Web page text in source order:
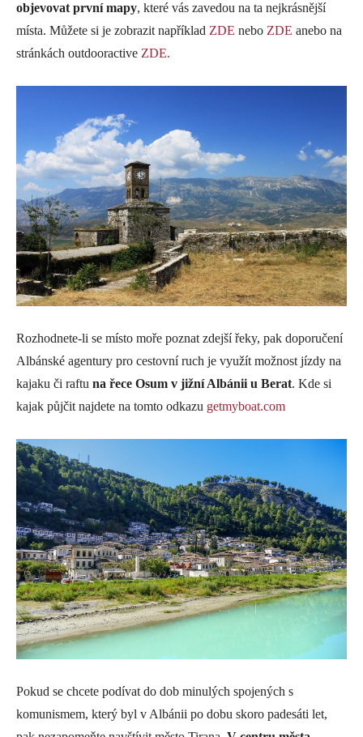
objevovat první mapy, které vás zavedou na ta nejkrásnější
místa. Můžete si je zobrazit například ZDE nebo ZDE anebo na
stránkách outdooractive ZDE.
Rozhodnete-li se místo moře poznat zdejší řeky, pak doporučení
Albánské agentury pro cestovní ruch je využít možnost jízdy na
kajaku či raftu na řece Osum v jižní Albánii u Berat. Kde si
kajak půjčit najdete na tomto odkazu getmyboat.com
Pokud se chcete podívat do dob minulých spojených s
komunismem, který byl v Albánii po dobu skoro padesáti let,